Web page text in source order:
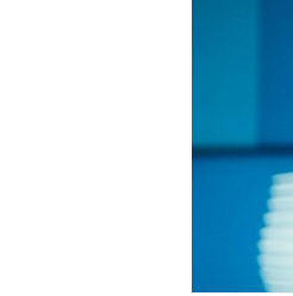
NASTANAK I RASPAD JUGOSLAVIJE